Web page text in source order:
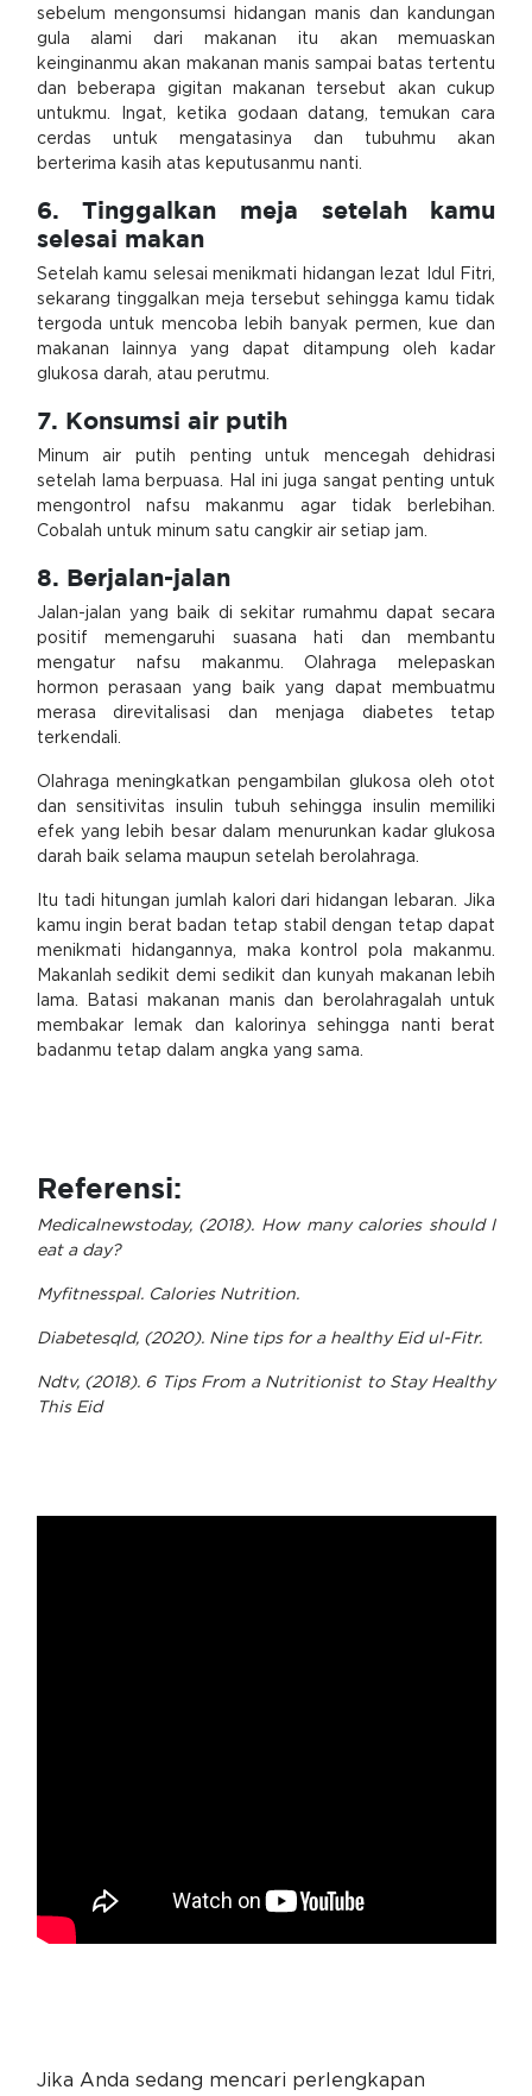
sebelum mengonsumsi hidangan manis dan kandungan
gula alami dari makanan itu akan memuaskan
keinginanmu akan makanan manis sampai batas tertentu
dan beberapa gigitan makanan tersebut akan cukup
untukmu. Ingat, ketika godaan datang, temukan cara
cerdas untuk mengatasinya dan tubuhmu akan
berterima kasih atas keputusanmu nanti.
6. Tinggalkan meja setelah kamu
selesai makan
Setelah kamu selesai menikmati hidangan lezat Idul Fitri,
sekarang tinggalkan meja tersebut sehingga kamu tidak
tergoda untuk mencoba lebih banyak permen, kue dan
makanan lainnya yang dapat ditampung oleh kadar
glukosa darah, atau perutmu.
7. Konsumsi air putih
Minum air putih penting untuk mencegah dehidrasi
setelah lama berpuasa. Hal ini juga sangat penting untuk
mengontrol nafsu makanmu agar tidak berlebihan.
Cobalah untuk minum satu cangkir air setiap jam.
8. Berjalan-jalan
Jalan-jalan yang baik di sekitar rumahmu dapat secara
positif memengaruhi suasana hati dan membantu
mengatur nafsu makanmu. Olahraga melepaskan
hormon perasaan yang baik yang dapat membuatmu
merasa direvitalisasi dan menjaga diabetes tetap
terkendali.
Olahraga meningkatkan pengambilan glukosa oleh otot
dan sensitivitas insulin tubuh sehingga insulin memiliki
efek yang lebih besar dalam menurunkan kadar glukosa
darah baik selama maupun setelah berolahraga.
Itu tadi hitungan jumlah kalori dari hidangan lebaran. Jika
kamu ingin berat badan tetap stabil dengan tetap dapat
menikmati hidangannya, maka kontrol pola makanmu.
Makanlah sedikit demi sedikit dan kunyah makanan lebih
lama. Batasi makanan manis dan berolahragalah untuk
membakar lemak dan kalorinya sehingga nanti berat
badanmu tetap dalam angka yang sama.
Referensi:
Medicalnewstoday, (2018). How many calories should I
eat a day?
Myfitnesspal. Calories Nutrition.
Diabetesqld, (2020). Nine tips for a healthy Eid ul-Fitr.
Ndtv, (2018). 6 Tips From a Nutritionist to Stay Healthy
This Eid
Jika Anda sedang mencari perlengkapan